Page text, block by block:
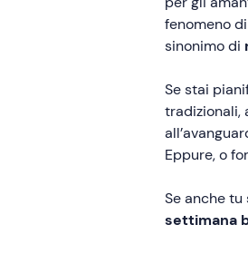
fenomeno
sinonimo di
Se stai
tradizionali,
Eppure, o
Se anche tu
settimana